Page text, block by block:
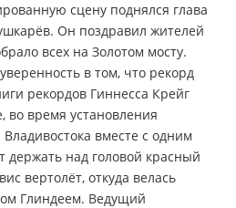
сцену поднялся глава
Он поздравил жителей
всех на Золотом мосту.
в том, что рекорд
рекордов Гиннесса Крейг
во время установления
вместе с одним
держать над головой красный
вертолёт, откуда велась
Глиндеем. Ведущий